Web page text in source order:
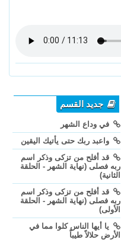
جديد القسم
في وداع الشهر
واعبد ربك حتى يأتيك اليقين
قد أفلح من تزكى وذكر اسم
ربه فصلى (نهاية الشهر - الحلقة
الثانية)
قد أفلح من تزكى وذكر اسم
ربه فصلى (نهاية الشهر - الحلقة
الأولى)
يا أيها الناس كلوا مما في
الأرض حلالاً طيباً